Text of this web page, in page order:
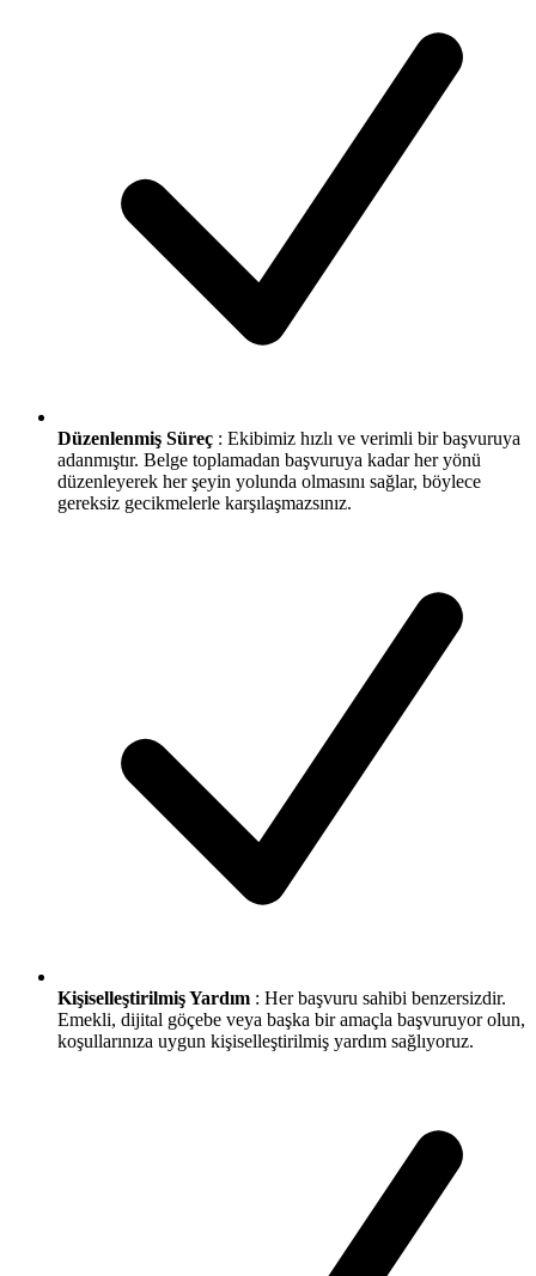
Düzenlenmiş Süreç : Ekibimiz hızlı ve verimli bir başvuruya
adanmıştır. Belge toplamadan başvuruya kadar her yönü
düzenleyerek her şeyin yolunda olmasını sağlar, böylece
gereksiz gecikmelerle karşılaşmazsınız.
Kişiselleştirilmiş Yardım : Her başvuru sahibi benzersizdir.
Emekli, dijital göçebe veya başka bir amaçla başvuruyor olun,
koşullarınıza uygun kişiselleştirilmiş yardım sağlıyoruz.